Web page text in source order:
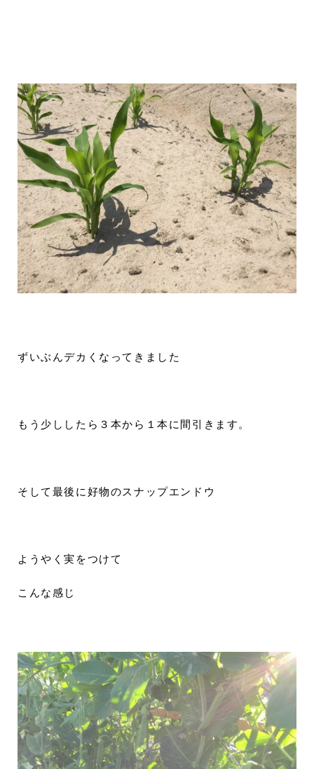
ずいぶんデカくなってきました
もう少ししたら３本から１本に間引きます。
そして最後に好物のスナップエンドウ
ようやく実をつけて
こんな感じ